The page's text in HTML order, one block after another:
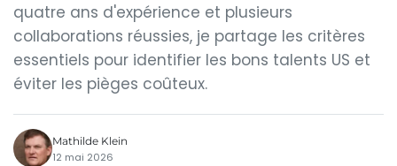
quatre ans d'expérience et plusieurs
collaborations réussies, je partage les critères
essentiels pour identifier les bons talents US et
éviter les pièges coûteux.
Mathilde Klein
12 mai 2026